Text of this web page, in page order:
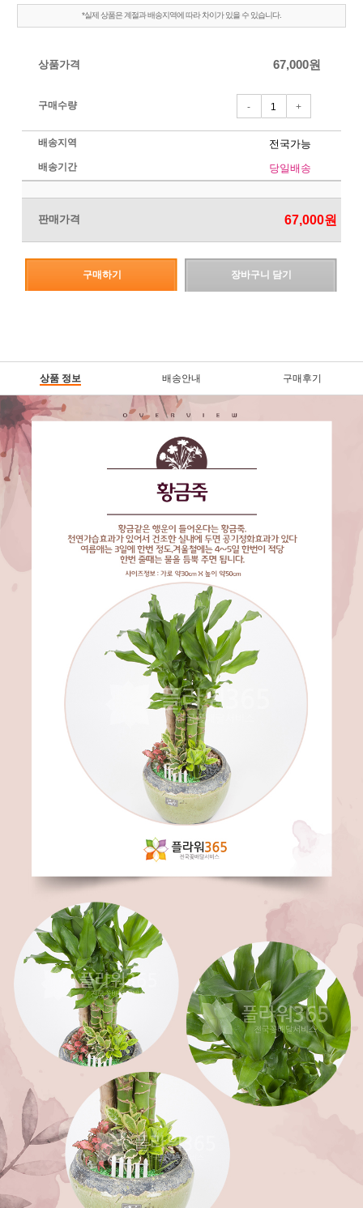
*실제 상품은 계절과 배송지역에 따라 차이가 있을 수 있습니다.
상품가격 67,000원
구매수량 - +
배송지역 전국가능
배송기간 당일배송
판매가격 67,000원
구매하기 장바구니 담기
상품 정보 배송안내 구매후기